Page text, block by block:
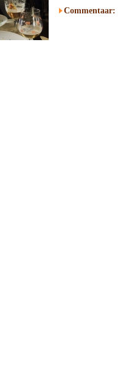
Commentaar: